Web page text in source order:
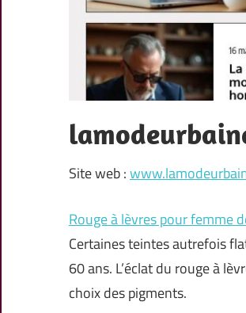
Site web :
Rouge à lèvres pour femme
Certaines teintes autrefois
60 ans. L’éclat du rouge à
choix des pigments.